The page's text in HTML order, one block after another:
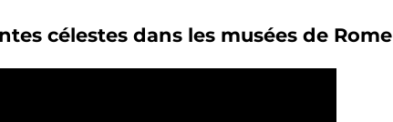
célestes dans les musées de Rome